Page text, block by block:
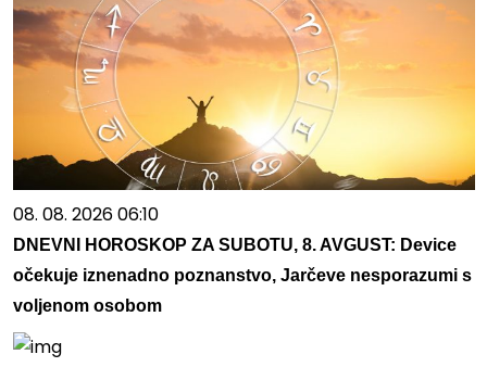
08. 08. 2026 06:10
DNEVNI HOROSKOP ZA SUBOTU, 8. AVGUST: Device
očekuje iznenadno poznanstvo, Jarčeve nesporazumi s
voljenom osobom